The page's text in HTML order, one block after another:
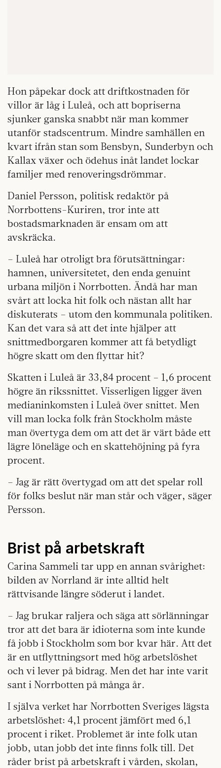
Hon påpekar dock att driftkostnaden för
villor är låg i Luleå, och att bopriserna
sjunker ganska snabbt när man kommer
utanför stadscentrum. Mindre samhällen en
kvart ifrån stan som Bensbyn, Sunderbyn och
Kallax växer och ödehus inåt landet lockar
familjer med renoveringsdrömmar.
Daniel Persson, politisk redaktör på
Norrbottens-Kuriren, tror inte att
bostadsmarknaden är ensam om att
avskräcka.
– Luleå har otroligt bra förutsättningar:
hamnen, universitetet, den enda genuint
urbana miljön i Norrbotten. Ändå har man
svårt att locka hit folk och nästan allt har
diskuterats – utom den kommunala politiken.
Kan det vara så att det inte hjälper att
snittmedborgaren kommer att få betydligt
högre skatt om den flyttar hit?
Skatten i Luleå är 33,84 procent – 1,6 procent
högre än rikssnittet. Visserligen ligger även
medianinkomsten i Luleå över snittet. Men
vill man locka folk från Stockholm måste
man övertyga dem om att det är värt både ett
lägre löneläge och en skattehöjning på fyra
procent.
– Jag är rätt övertygad om att det spelar roll
för folks beslut när man står och väger, säger
Persson.
Brist på arbetskraft
Carina Sammeli tar upp en annan svårighet:
bilden av Norrland är inte alltid helt
rättvisande längre söderut i landet.
– Jag brukar raljera och säga att sörlänningar
tror att det bara är idioterna som inte kunde
få jobb i Stockholm som bor kvar här. Att det
är en utflyttningsort med hög arbetslöshet
och vi lever på bidrag. Men det har inte varit
sant i Norrbotten på många år.
I själva verket har Norrbotten Sveriges lägsta
arbetslöshet: 4,1 procent jämfört med 6,1
procent i riket. Problemet är inte folk utan
jobb, utan jobb det inte finns folk till. Det
råder brist på arbetskraft i vården, skolan,